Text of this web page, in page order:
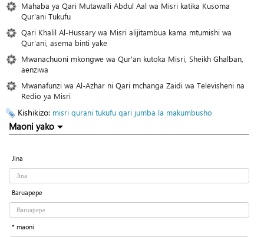
Mahaba ya Qari Mutawalli Abdul Aal wa Misri katika Kusoma
Qur'ani Tukufu
Qari Khalil Al-Hussary wa Misri alijitambua kama mtumishi wa
Qur'ani, asema binti yake
Mwanachuoni mkongwe wa Qur'an kutoka Misri, Sheikh Ghalban,
aenziwa
Mwanafunzi wa Al-Azhar ni Qari mchanga Zaidi wa Televisheni na
Redio ya Misri
Kishikizo: misri qurani tukufu qari jumba la makumbusho
Maoni yako
Jina
Baruapepe
* maoni